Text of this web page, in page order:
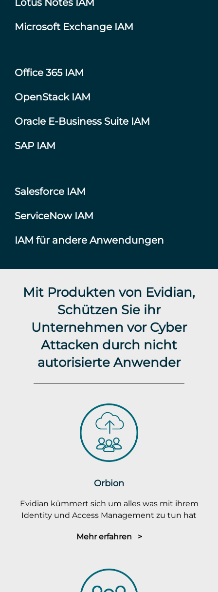
Microsoft Exchange IAM
Office 365 IAM
OpenStack IAM
Oracle E-Business Suite IAM
SAP IAM
Salesforce IAM
ServiceNow IAM
IAM für andere Anwendungen
Mit Produkten von Evidian,
Schützen Sie ihr
Unternehmen vor Cyber
Attacken durch nicht
autorisierte Anwender
Orbion
Evidian kümmert sich um alles was mit ihrem
Identity und Access Management zu tun hat
Mehr erfahren >